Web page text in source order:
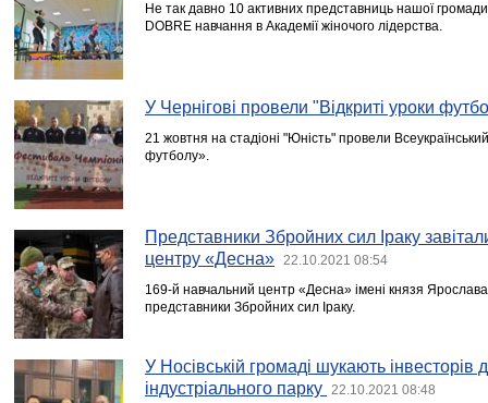
Не так давно 10 активних представниць нашої
DOBRE навчання в Академії жіночого лідерства.
У Чернігові провели "Відкриті уроки
21 жовтня на стадіоні "Юність" провели
футболу».
Представники Збройних сил Іраку
центру «Десна»
22.10.2021 08:54
169-й навчальний центр «Десна» імені князя
представники Збройних сил Іраку.
У Носівській громаді шукають інвесторів
індустріального парку
22.10.2021 08:48